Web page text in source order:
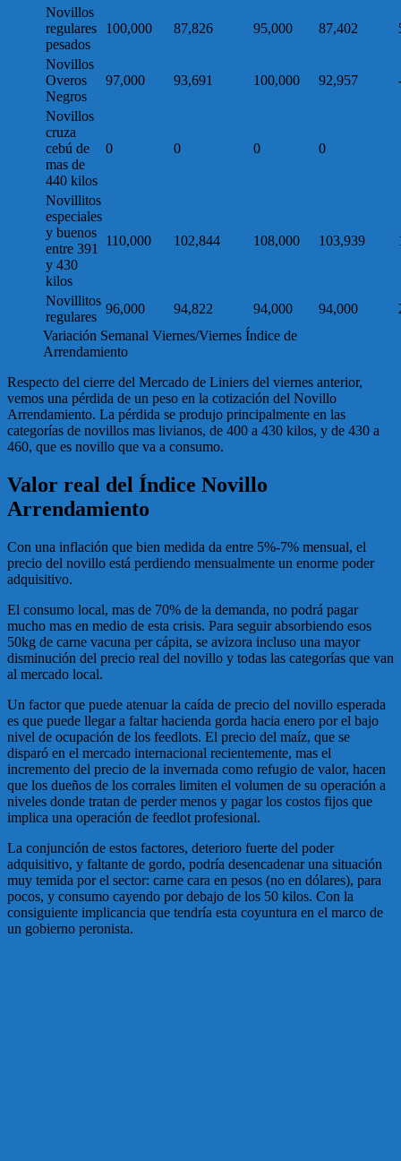
Novillos
regulares
pesados
100,000 87,826 95,000 87,402
Novillos
Overos
Negros
97,000 93,691 100,000 92,957
Novillos
cruza
cebú de
mas de
440 kilos
0 0 0 0
Novillitos
especiales
y buenos
entre 391
y 430
kilos
110,000 102,844 108,000 103,939
Novillitos
regulares
96,000 94,822 94,000 94,000
Variación Semanal Viernes/Viernes Índice de
Arrendamiento
Respecto del cierre del Mercado de Liniers del viernes anterior,
vemos una pérdida de un peso en la cotización del Novillo
Arrendamiento. La pérdida se produjo principalmente en las
categorías de novillos mas livianos, de 400 a 430 kilos, y de 430 a
460, que es novillo que va a consumo.
Valor real del Índice Novillo
Arrendamiento
Con una inflación que bien medida da entre 5%-7% mensual, el
precio del novillo está perdiendo mensualmente un enorme poder
adquisitivo.
El consumo local, mas de 70% de la demanda, no podrá pagar
mucho mas en medio de esta crisis. Para seguir absorbiendo esos
50kg de carne vacuna per cápita, se avizora incluso una mayor
disminución del precio real del novillo y todas las categorías que van
al mercado local.
Un factor que puede atenuar la caída de precio del novillo esperada
es que puede llegar a faltar hacienda gorda hacia enero por el bajo
nivel de ocupación de los feedlots. El precio del maíz, que se
disparó en el mercado internacional recientemente, mas el
incremento del precio de la invernada como refugio de valor, hacen
que los dueños de los corrales limiten el volumen de su operación a
niveles donde tratan de perder menos y pagar los costos fijos que
implica una operación de feedlot profesional.
La conjunción de estos factores, deterioro fuerte del poder
adquisitivo, y faltante de gordo, podría desencadenar una situación
muy temida por el sector: carne cara en pesos (no en dólares), para
pocos, y consumo cayendo por debajo de los 50 kilos. Con la
consiguiente implicancia que tendría esta coyuntura en el marco de
un gobierno peronista.